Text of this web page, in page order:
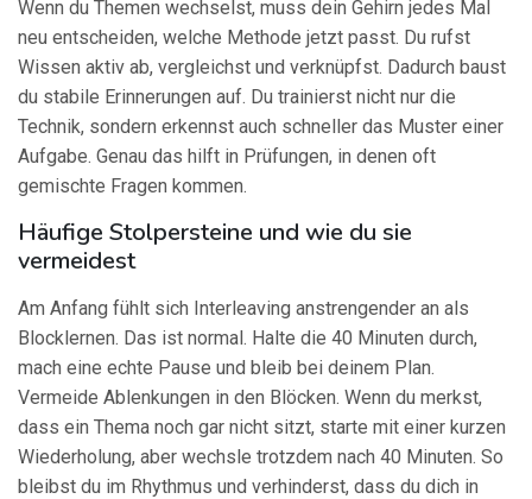
Wenn du Themen wechselst, muss dein Gehirn jedes Mal
neu entscheiden, welche Methode jetzt passt. Du rufst
Wissen aktiv ab, vergleichst und verknüpfst. Dadurch baust
du stabile Erinnerungen auf. Du trainierst nicht nur die
Technik, sondern erkennst auch schneller das Muster einer
Aufgabe. Genau das hilft in Prüfungen, in denen oft
gemischte Fragen kommen.
Häufige Stolpersteine und wie du sie
vermeidest
Am Anfang fühlt sich Interleaving anstrengender an als
Blocklernen. Das ist normal. Halte die 40 Minuten durch,
mach eine echte Pause und bleib bei deinem Plan.
Vermeide Ablenkungen in den Blöcken. Wenn du merkst,
dass ein Thema noch gar nicht sitzt, starte mit einer kurzen
Wiederholung, aber wechsle trotzdem nach 40 Minuten. So
bleibst du im Rhythmus und verhinderst, dass du dich in